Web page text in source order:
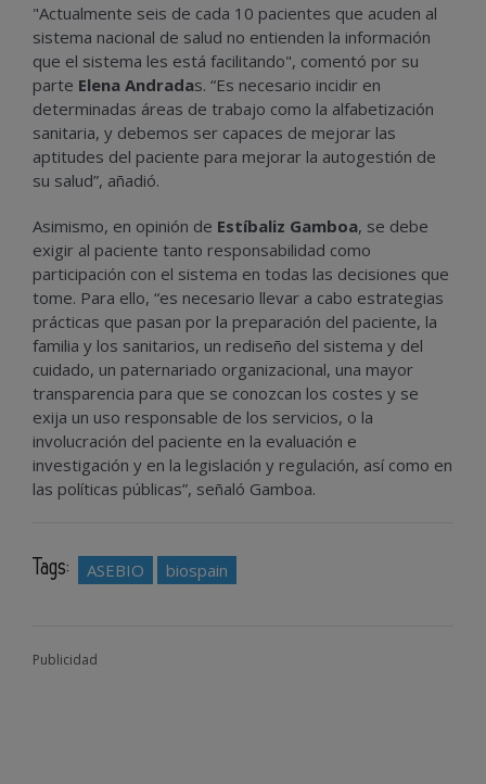
"Actualmente seis de cada 10 pacientes que acuden al
sistema nacional de salud no entienden la información
que el sistema les está facilitando", comentó por su
parte Elena Andradas. “Es necesario incidir en
determinadas áreas de trabajo como la alfabetización
sanitaria, y debemos ser capaces de mejorar las
aptitudes del paciente para mejorar la autogestión de
su salud”, añadió.
Asimismo, en opinión de Estíbaliz Gamboa, se debe
exigir al paciente tanto responsabilidad como
participación con el sistema en todas las decisiones que
tome. Para ello, “es necesario llevar a cabo estrategias
prácticas que pasan por la preparación del paciente, la
familia y los sanitarios, un rediseño del sistema y del
cuidado, un paternariado organizacional, una mayor
transparencia para que se conozcan los costes y se
exija un uso responsable de los servicios, o la
involucración del paciente en la evaluación e
investigación y en la legislación y regulación, así como en
las políticas públicas”, señaló Gamboa.
Tags: ASEBIO biospain
Publicidad